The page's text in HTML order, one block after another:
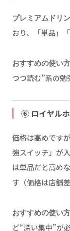
プレミアムドリ
おり、「単品」
おすすめの使い方
つつ読む”系の勉
⑥ ロイヤル
価格は高めです
強スイッチ」が
は単品だと高めな
す（価格は店舗差
おすすめの使い方
ど“深い集中”が